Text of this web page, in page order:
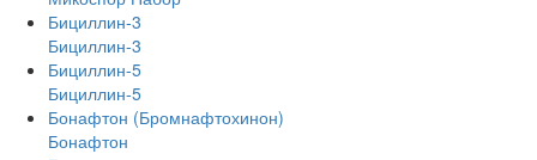
Бициллин-3
Бициллин-3
Бициллин-5
Бициллин-5
Бонафтон (Бромнафтохинон)
Бонафтон